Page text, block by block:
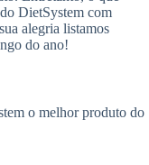
DietSystem com
alegria listamos
do ano!
o melhor produto do